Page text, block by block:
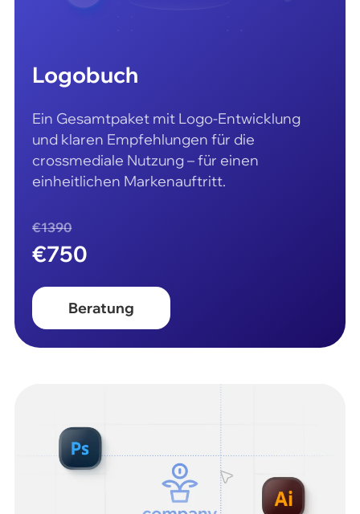
Logobuch
Ein Gesamtpaket mit Logo-Entwicklung
und klaren Empfehlungen für die
crossmediale Nutzung – für einen
einheitlichen Markenauftritt.
€1390
€750
Beratung